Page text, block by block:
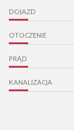
DOJAZD
OTOCZENIE
PRĄD
KANALIZACJA